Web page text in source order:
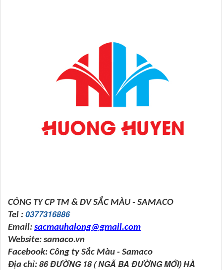
CÔNG TY CP TM & DV SẮC MÀU - SAMACO
Tel : 0377316886
Email: sacmauhalong@gmail.com
Website: samaco.vn
Facebook: Công ty Sắc Màu - Samaco
Địa chỉ: 86 ĐƯỜNG 18 ( NGÃ BA ĐƯỜNG MỚI) HÀ